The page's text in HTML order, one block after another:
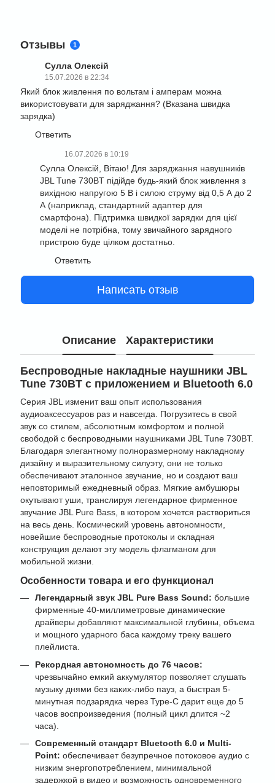
Отзывы 1
Сулла Олексій
15.07.2026 в 22:34
Який блок живлення по вольтам і амперам можна
використовувати для заряджання? (Вказана швидка
зарядка)
Ответить
16.07.2026 в 10:19
Сулла Олексій, Вітаю! Для заряджання навушників
JBL Tune 730BT підійде будь-який блок живлення з
вихідною напругою 5 В і силою струму від 0,5 А до 2
А (наприклад, стандартний адаптер для
смартфона). Підтримка швидкої зарядки для цієї
моделі не потрібна, тому звичайного зарядного
пристрою буде цілком достатньо.
Ответить
Написать отзыв
Описание Характеристики
Беспроводные накладные наушники JBL
Tune 730BT с приложением и Bluetooth 6.0
Серия JBL изменит ваш опыт использования
аудиоаксессуаров раз и навсегда. Погрузитесь в свой
звук со стилем, абсолютным комфортом и полной
свободой с беспроводными наушниками JBL Tune 730BT.
Благодаря элегантному полноразмерному накладному
дизайну и выразительному силуэту, они не только
обеспечивают эталонное звучание, но и создают ваш
неповторимый ежедневный образ. Мягкие амбушюры
окутывают уши, транслируя легендарное фирменное
звучание JBL Pure Bass, в котором хочется раствориться
на весь день. Космический уровень автономности,
новейшие беспроводные протоколы и складная
конструкция делают эту модель флагманом для
мобильной жизни.
Особенности товара и его функционал
Легендарный звук JBL Pure Bass Sound: большие
фирменные 40-миллиметровые динамические
драйверы добавляют максимальной глубины, объема
и мощного ударного баса каждому треку вашего
плейлиста.
Рекордная автономность до 76 часов:
чрезвычайно емкий аккумулятор позволяет слушать
музыку днями без каких-либо пауз, а быстрая 5-
минутная подзарядка через Type-C дарит еще до 5
часов воспроизведения (полный цикл длится ~2
часа).
Современный стандарт Bluetooth 6.0 и Multi-
Point: обеспечивает безупречное потоковое аудио с
низким энергопотреблением, минимальной
задержкой в видео и возможность одновременного